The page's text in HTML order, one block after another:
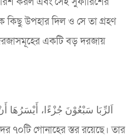
কিছু উপহার দিল ও সে তা গ্রহণ
একটি বড় দরজায়